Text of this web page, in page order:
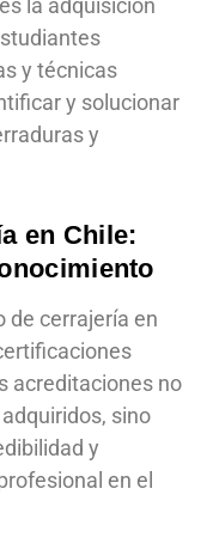
y técnicas
y solucionar
y
en Chile:
de cerrajería en
acreditaciones no
sino
y
en el